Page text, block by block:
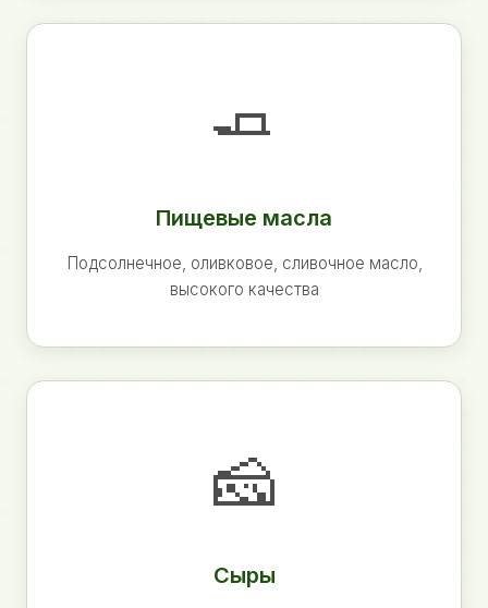
🧈
Пищевые масла
Подсолнечное, оливковое, сливочное масло,
высокого качества
🧀
Сыры